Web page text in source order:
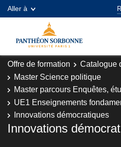
Aller à
Offre de formation Catalogue
Master Science politique
Master parcours Enquêtes,
UE1 Enseignements
Innovations démocratiques
Innovations